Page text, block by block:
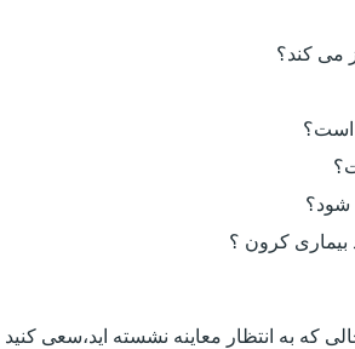
می کند؟
است؟
شود؟
بیماری کرون ؟
که به انتظار معاینه نشسته اید،سعی